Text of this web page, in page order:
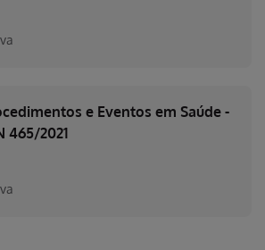
e Eventos em Saúde -
465/2021